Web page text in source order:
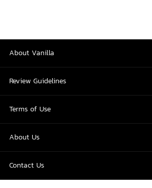
About Vanilla
Review Guidelines
Terms of Use
About Us
Contact Us